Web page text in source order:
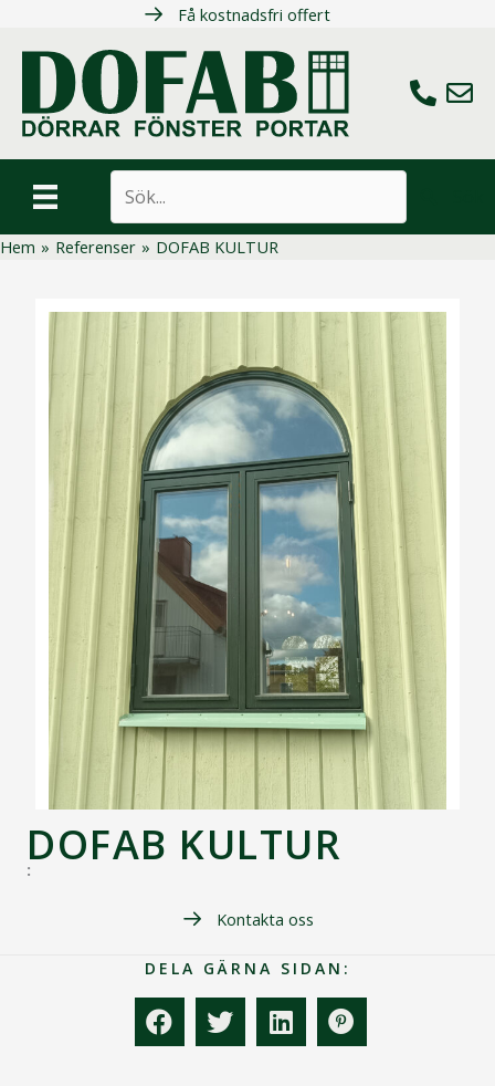
innehåll
Få kostnadsfri offert
Ring oss
Maila
Hem » Referenser » DOFAB KULTUR
DOFAB KULTUR
:
Kontakta oss
DELA GÄRNA SIDAN: